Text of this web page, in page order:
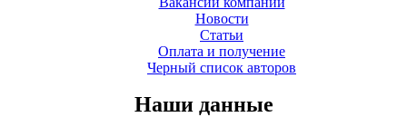
Новости
Статьи
Оплата и получение
Черный список авторов
Наши данные